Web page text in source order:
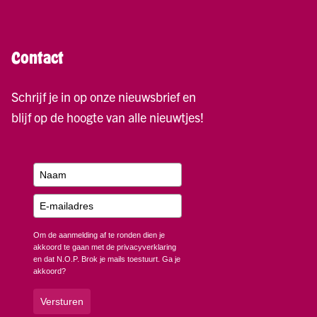
Contact
Schrijf je in op onze nieuwsbrief en
blijf op de hoogte van alle nieuwtjes!
Om de aanmelding af te ronden dien je
akkoord te gaan met de privacyverklaring
en dat N.O.P. Brok je mails toestuurt. Ga je
akkoord?
Versturen